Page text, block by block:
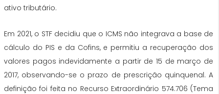
ativo tributário.
Em 2021, o STF decidiu que o ICMS não integrava a base de
cálculo do PIS e da Cofins, e permitiu a recuperação dos
valores pagos indevidamente a partir de 15 de março de
2017, observando-se o prazo de prescrição quinquenal. A
definição foi feita no Recurso Extraordinário 574.706 (Tema